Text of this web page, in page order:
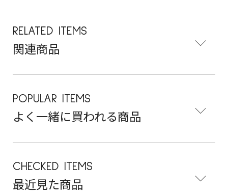
RELATED ITEMS
関連商品
POPULAR ITEMS
よく一緒に買われる商品
CHECKED ITEMS
最近見た商品